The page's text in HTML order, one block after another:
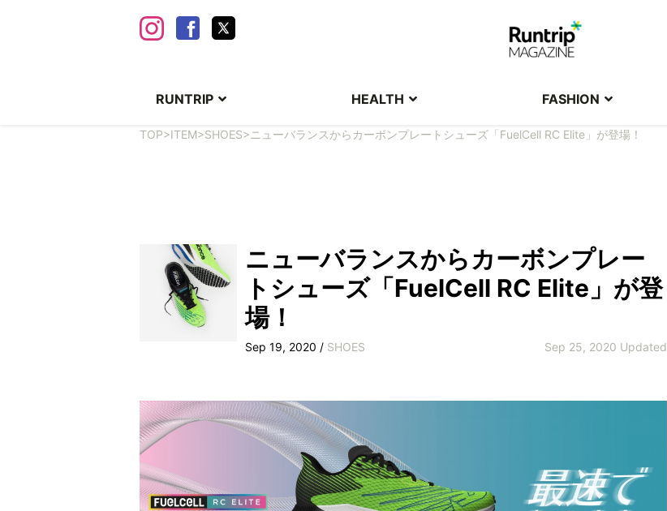
RUNTRIP HEALTH FASHION
TOP>ITEM>SHOES> ニューバランスからカーボンプレートシューズ「FuelCell RC Elite」が登場！
ニューバランスからカーボンプレー
トシューズ「FuelCell RC Elite」が登
場！
Sep 19, 2020 / SHOES Sep 25, 2020 Updated